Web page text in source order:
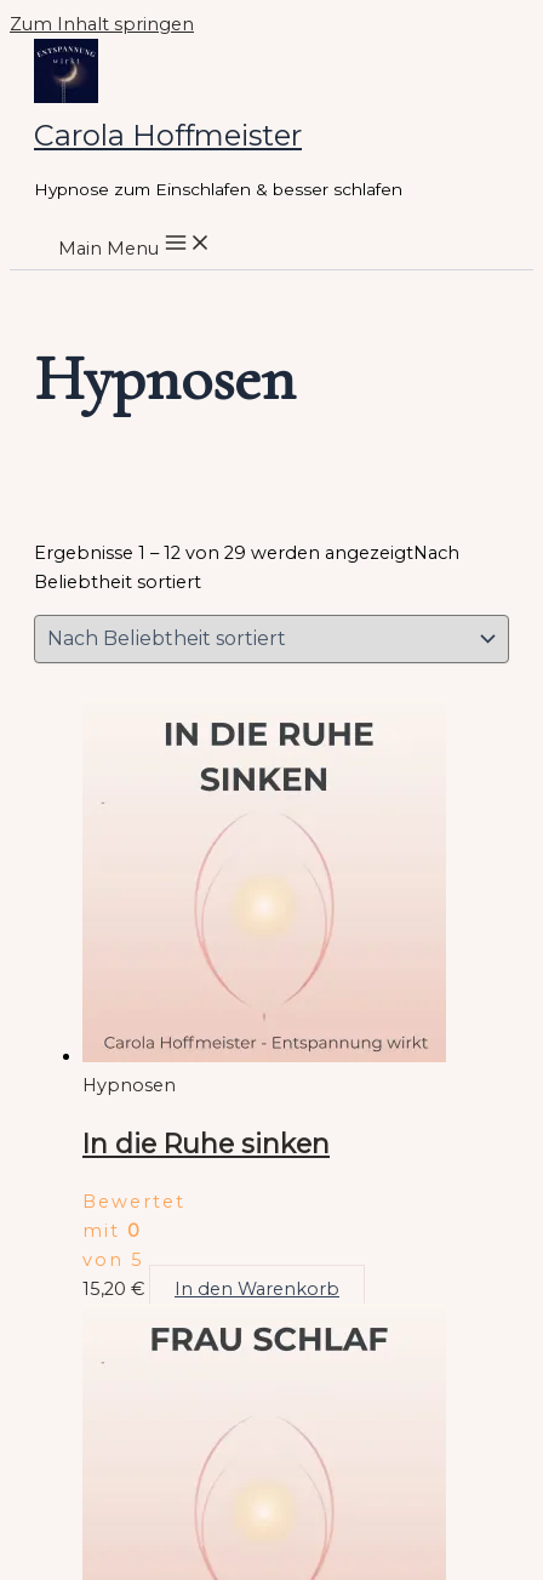
Zum Inhalt springen
Carola Hoffmeister
Hypnose zum Einschlafen & besser schlafen
Main Menu
Hypnosen
Ergebnisse 1 – 12 von 29 werden angezeigtNach
Beliebtheit sortiert
Hypnosen
In die Ruhe sinken
Bewertet
mit 0
von 5
15,20 € In den Warenkorb